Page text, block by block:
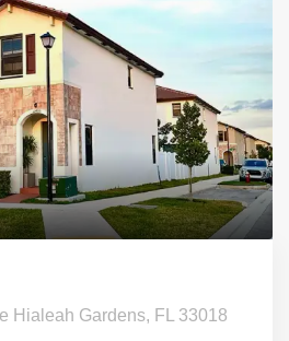
Hialeah Gardens, FL 33018